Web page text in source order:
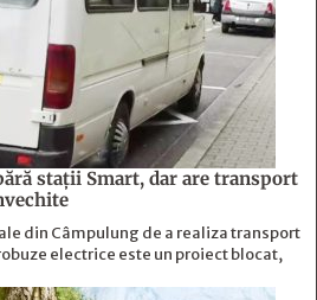
staţii Smart, dar are transport
din Câmpulung de a realiza transport
electrice este un proiect blocat,